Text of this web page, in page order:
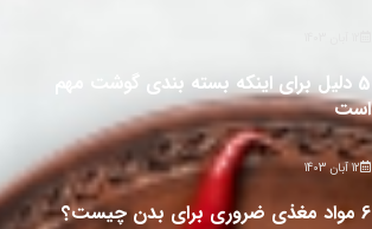
5 دلیل برای اینکه بسته بندی گوشت مهم
است
12 آبان 1403
6 مواد مغذی ضروری برای بدن چیست؟